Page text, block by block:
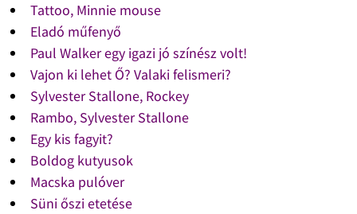
Tattoo, Minnie mouse
Eladó műfenyő
Paul Walker egy igazi jó színész volt!
Vajon ki lehet Ő? Valaki felismeri?
Sylvester Stallone, Rockey
Rambo, Sylvester Stallone
Egy kis fagyit?
Boldog kutyusok
Macska pulóver
Süni őszi etetése